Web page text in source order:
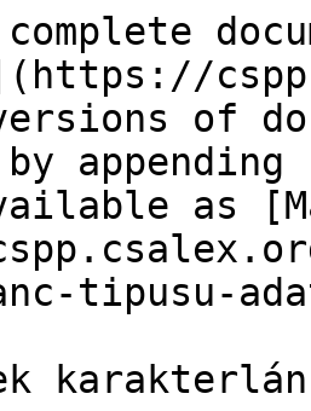
of
as
tipusu-